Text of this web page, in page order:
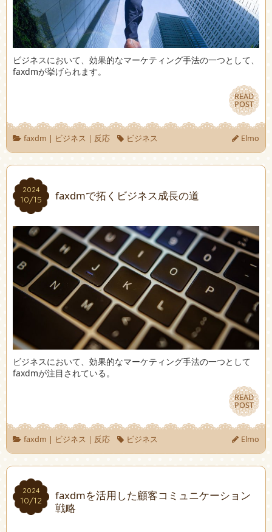
ビジネスにおいて、効果的なマーケティング手法の一つとして、
faxdmが挙げられます。
READ
POST
READ
POST
faxdm | ビジネス | 反応 ビジネス Elmo
2024
10/15
2024
10/15 faxdmで拓くビジネス成長の道
ビジネスにおいて、効果的なマーケティング手法の一つとして
faxdmが注目されている。
READ
POST
READ
POST
faxdm | ビジネス | 反応 ビジネス Elmo
2024
10/12
2024
10/12
faxdmを活用した顧客コミュニケーション
戦略